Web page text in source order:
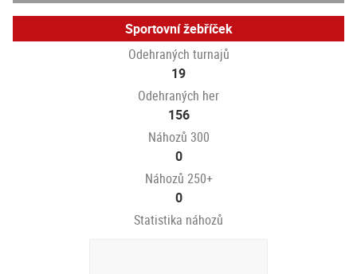
Sportovní žebříček
Odehraných turnajů
19
Odehraných her
156
Náhozů 300
0
Náhozů 250+
0
Statistika náhozů